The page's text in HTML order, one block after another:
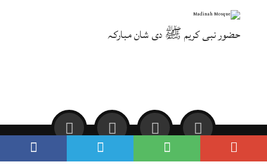
حضور نبی کریم ﷺ دی شان مبارکہ